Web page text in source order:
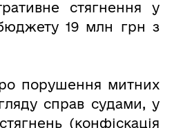
стягнення у
19 млн грн з
порушення митних
справ судами, у
(конфіскація